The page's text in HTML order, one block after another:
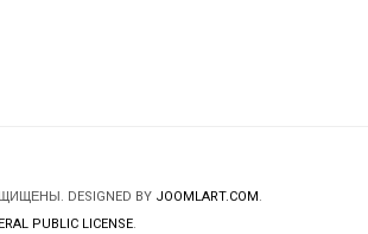
DESIGNED BY JOOMLART.COM.
PUBLIC LICENSE.